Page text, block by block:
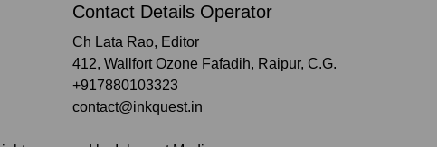
Contact Details Operator
Ch Lata Rao, Editor
412, Wallfort Ozone Fafadih, Raipur, C.G.
+917880103323
contact@inkquest.in